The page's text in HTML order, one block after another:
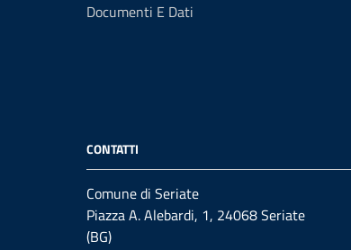
Documenti E Dati
CONTATTI
Comune di Seriate
Piazza A. Alebardi, 1, 24068 Seriate
(BG)